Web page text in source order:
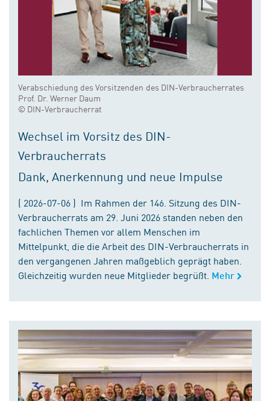
Verabschiedung des Vorsitzenden des DIN-Verbraucherrates
Prof. Dr. Werner Daum
© DIN-Verbraucherrat
Wechsel im Vorsitz des DIN-
Verbraucherrats
Dank, Anerkennung und neue Impulse
( 2026-07-06 ) Im Rahmen der 146. Sitzung des DIN-
Verbraucherrats am 29. Juni 2026 standen neben den
fachlichen Themen vor allem Menschen im
Mittelpunkt, die die Arbeit des DIN-Verbraucherrats in
den vergangenen Jahren maßgeblich geprägt haben.
Gleichzeitig wurden neue Mitglieder begrüßt. Mehr